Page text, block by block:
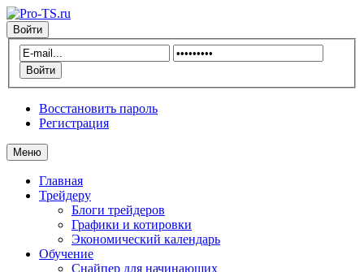
Войти
Восстановить пароль
Регистрация
Меню
Главная
Трейдеру
Блоги трейдеров
Графики и котировки
Экономический календарь
Обучение
Снайпер для начинающих